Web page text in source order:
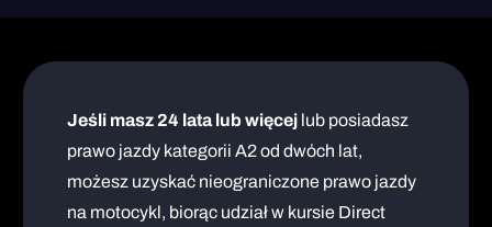
Jeśli masz 24 lata lub więcejlub posiadasz
prawo jazdy kategorii A2 od dwóch lat,
możesz uzyskać nieograniczone prawo jazdy
na motocykl, biorąc udział w kursie Direct